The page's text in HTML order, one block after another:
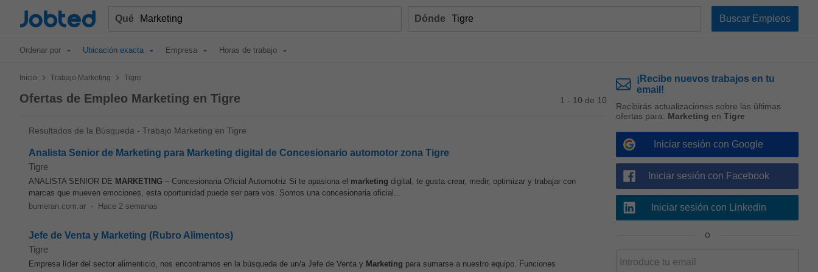
Jobted Qué Dónde
Ordenar por Ubicación exacta Empresa Horas de trabajo
Inicio > Trabajo Marketing > Tigre
Ofertas de Empleo Marketing en Tigre 1 - 10 de 10
Resultados de la Búsqueda - Trabajo Marketing en Tigre
Analista Senior de Marketing para Marketing digital de Concesionario automotor zona Tigre
Tigre
ANALISTA SENIOR DE MARKETING – Concesionaria Oficial Automotriz Si te apasiona el marketing digital, te gusta crear, medir, optimizar y trabajar con
marcas que mueven emociones, esta oportunidad puede ser para vos. Somos una concesionaria oficial...
bumeran.com.ar - Hace 2 semanas
Jefe de Venta y Marketing (Rubro Alimentos)
Tigre
Empresa líder del sector alimenticio, nos encontramos en la búsqueda de un/a Jefe de Venta y Marketing para sumarse a nuestro equipo. Funciones
¡Recibe nuevos trabajos en tu
email!
Recibirás actualizaciones sobre las últimas
ofertas para: Marketing en Tigre
Iniciar sesión con Google
Iniciar sesión con Facebook
Iniciar sesión con Linkedin
o